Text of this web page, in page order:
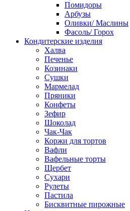
Помидоры
Арбузы
Оливки/ Маслины
Фасоль/ Горох
Кондитерские изделия
Халва
Печенье
Козинаки
Сушки
Мармелад
Пряники
Конфеты
Зефир
Шоколад
Чак-Чак
Коржи для тортов
Вафли
Вафельные торты
Щербет
Сухари
Рулеты
Пастила
Бисквитные пирожные